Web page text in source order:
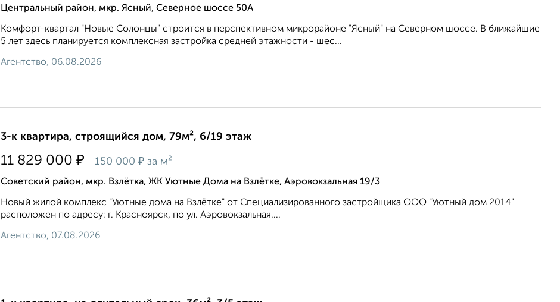
Центральный район, мкр. Ясный, Северное шоссе 50А
Комфорт-квартал "Новые Солонцы" строится в перспективном микрорайоне "Ясный" на Северном шоссе. В ближайшие
5 лет здесь планируется комплексная застройка средней этажности - шес...
Агентство, 06.08.2026
3-к квартира, строящийся дом, 79м², 6/19 этаж
11 829 000 ₽ 150 000 ₽ за м²
Советский район, мкр. Взлётка, ЖК Уютные Дома на Взлётке, Аэровокзальная 19/3
Новый жилой комплекс "Уютные дома на Взлётке" от Специализированного застройщика ООО "Уютный дом 2014"
расположен по адресу: г. Красноярск, по ул. Аэровокзальная....
Агентство, 07.08.2026